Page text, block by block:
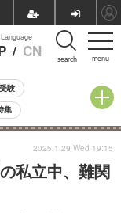
menu
Language
/ CN search
験
集
学校受験
事私立中、難関
2025.1.29 Wed 19:15